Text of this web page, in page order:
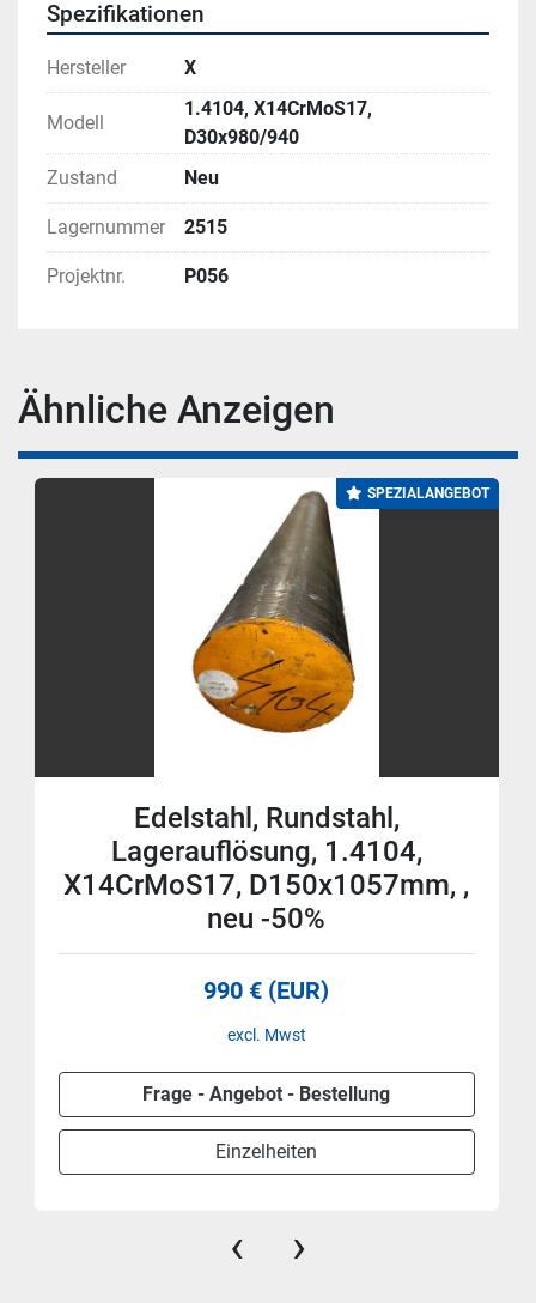
Spezifikationen
Hersteller X
Modell
1.4104, X14CrMoS17,
D30x980/940
Zustand
Neu
Lagernummer 2515
Projektnr. P056
Ähnliche Anzeigen
SPEZIALANGEBOT
Edelstahl, Rundstahl,
Lagerauflösung, 1.4104,
X14CrMoS17, D150x1057mm, ,
neu -50%
990 € (EUR)
excl. Mwst
Frage - Angebot - Bestellung
Einzelheiten
‹ ›